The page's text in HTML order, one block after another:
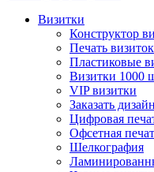
Визитки
Конструктор
Печать
Пластиковые
Визитки 1000
VIP визитки
Заказать
Цифровая
Офсетная
Шелкография